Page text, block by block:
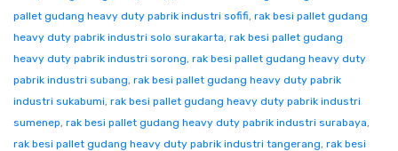
pallet gudang heavy duty pabrik industri sofifi, rak besi pallet gudang
heavy duty pabrik industri solo surakarta, rak besi pallet gudang
heavy duty pabrik industri sorong, rak besi pallet gudang heavy duty
pabrik industri subang, rak besi pallet gudang heavy duty pabrik
industri sukabumi, rak besi pallet gudang heavy duty pabrik industri
sumenep, rak besi pallet gudang heavy duty pabrik industri surabaya,
rak besi pallet gudang heavy duty pabrik industri tangerang, rak besi